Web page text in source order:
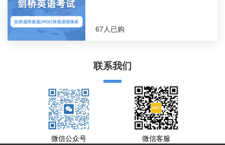
67人已购
联系我们
微信公众号 微信客服